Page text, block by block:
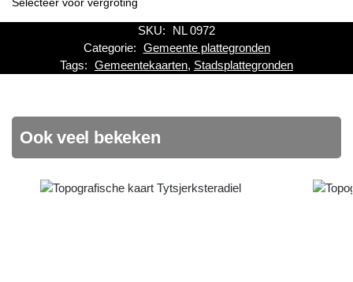
SKU:
NL 0972
Categorie: Gemeente plattegronden
Tags: Gemeentekaarten, Stadsplattegronden
Ook veel bekeken